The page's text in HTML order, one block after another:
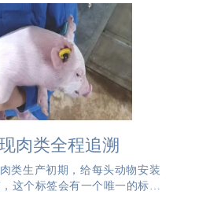
肉类全程追溯
类生产初期，给每头动物安装
这个标签会有一个唯一的标识